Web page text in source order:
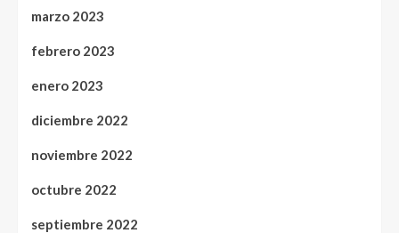
marzo 2023
febrero 2023
enero 2023
diciembre 2022
noviembre 2022
octubre 2022
septiembre 2022